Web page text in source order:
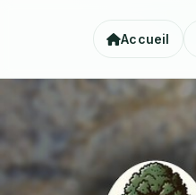
Accueil